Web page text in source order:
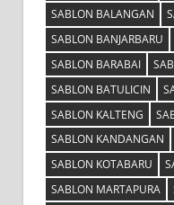
SABLON BALANGAN
SABLON BANJARBARU
SABLON BARABAI
SABLON BATULICIN
SABLON KALTENG
SABLON KANDANGAN
SABLON KOTABARU
SABLON MARTAPURA